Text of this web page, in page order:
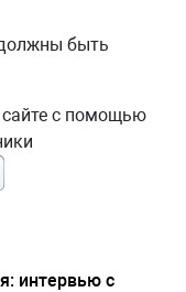
быть
сайте с помощью
интервью с